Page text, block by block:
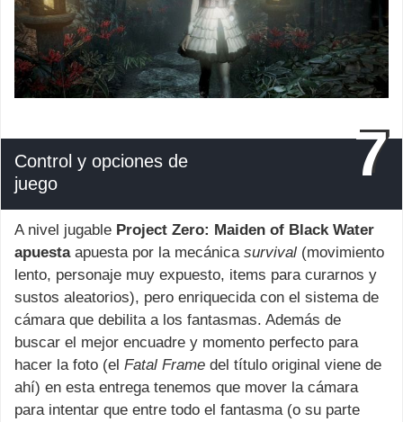
Control y opciones de
juego
7
A nivel jugable Project Zero: Maiden of Black Water
apuestaapuesta por la mecánica survival (movimiento
lento, personaje muy expuesto, items para curarnos y
sustos aleatorios), pero enriquecida con el sistema de
cámara que debilita a los fantasmas. Además de
buscar el mejor encuadre y momento perfecto para
hacer la foto (el Fatal Frame del título original viene de
ahí) en esta entrega tenemos que mover la cámara
para intentar que entre todo el fantasma (o su parte